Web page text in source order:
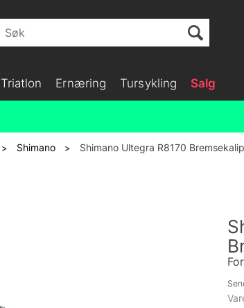
Triatlon Ernæring Tursykling Salg
> Shimano > Shimano Ultegra R8170